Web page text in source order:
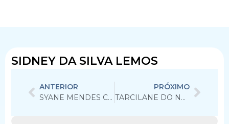
SIDNEY DA SILVA LEMOS
ANTERIOR
SYANE MENDES CAMPOS
PRÓXIMO
TARCILANE DO NASCIMENTO DINIZ